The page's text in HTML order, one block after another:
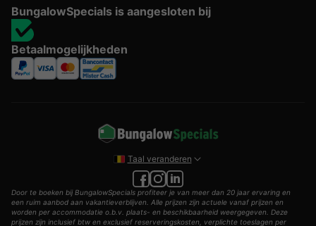
BungalowSpecials is aangesloten bij
Betaalmogelijkheden
Taal veranderen
Door te boeken bij BungalowSpecials profiteer je van meer dan 20 jaar ervaring en
een ruim aanbod aan vakantieverblijven. Alle prijzen zijn actuele vanaf prijzen en
worden per accommodatie o.b.v. plaats- en beschikbaarheid weergegeven. Deze
prijzen zijn inclusief btw en exclusief reserveringskosten, verplichte toeslagen per